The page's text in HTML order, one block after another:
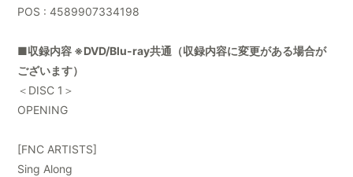
POS : 4589907334198
■収録内容 ※DVD/Blu-ray共通（収録内容に変更がある場合が
ございます）
＜DISC 1＞
OPENING
[FNC ARTISTS]
Sing Along